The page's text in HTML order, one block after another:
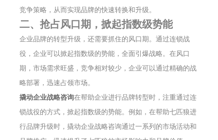
竞争策略，从而实现品牌的快速转换和升级。
二、抢占风口期，掀起指数级势能
企业品牌的转型升级，还需要抓住的风口期。通过连锁战
役，企业可以掀起指数级的势能，全面引爆战略。在风口
期，市场需求旺盛，竞争相对较少，企业可以通过精确的战
略部署，迅速占领市场。
撬动企业战略咨询在帮助企业进行品牌转型时，注重通过连
锁战役的方式，掀起指数级的势能。例如，在帮助七匹狼进
行品牌升级时，撬动企业战略咨询通过一系列的市场活动和